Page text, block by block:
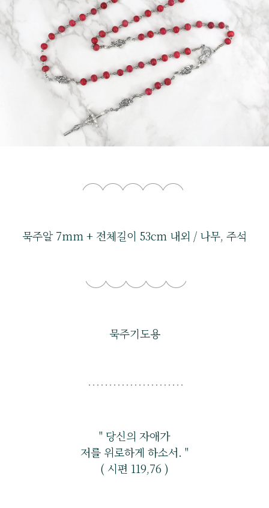
묵주알 7mm + 전체길이 53cm 내외 / 나무, 주석
묵주기도용
" 당신의 자애가
저를 위로하게 하소서. "
( 시편 119,76 )